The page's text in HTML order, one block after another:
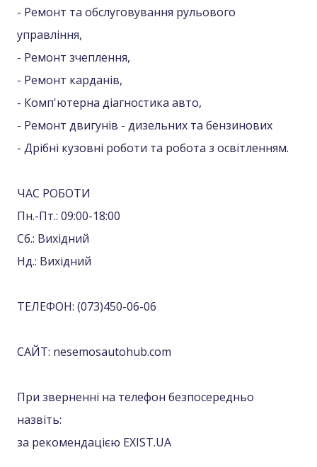
- Ремонт та обслуговування рульового
управління,
- Ремонт зчеплення,
- Ремонт карданів,
- Комп'ютерна діагностика авто,
- Ремонт двигунів - дизельних та бензинових
- Дрібні кузовні роботи та робота з освітленням.
ЧАС РОБОТИ
Пн.-Пт.: 09:00-18:00
Сб.: Вихідний
Нд.: Вихідний
ТЕЛЕФОН: (073)450-06-06
САЙТ: nesemosautohub.com
При зверненні на телефон безпосередньо
назвіть:
за рекомендацією EXIST.UA